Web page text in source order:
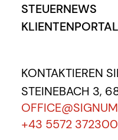
STEUERNEWS
KLIENTENPORTAL
KONTAKTIEREN
STEINEBACH 3,
+43 5572 372300